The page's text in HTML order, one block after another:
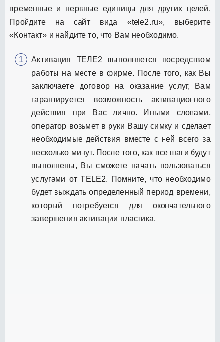
временные и нервные единицы для других целей.
Пройдите на сайт вида «tele2.ru», выберите
«Контакт» и найдите то, что Вам необходимо.
Активация ТЕЛЕ2 выполняется посредством
работы на месте в фирме. После того, как Вы
заключаете договор на оказание услуг, Вам
гарантируется возможность активационного
действия при Вас лично. Иными словами,
оператор возьмет в руки Вашу симку и сделает
необходимые действия вместе с ней всего за
несколько минут. После того, как все шаги будут
выполнены, Вы сможете начать пользоваться
услугами от TELE2. Помните, что необходимо
будет выждать определенный период времени,
который потребуется для окончательного
завершения активации пластика.